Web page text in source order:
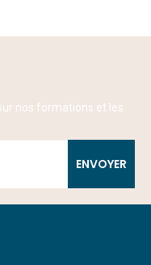
nos formations et les